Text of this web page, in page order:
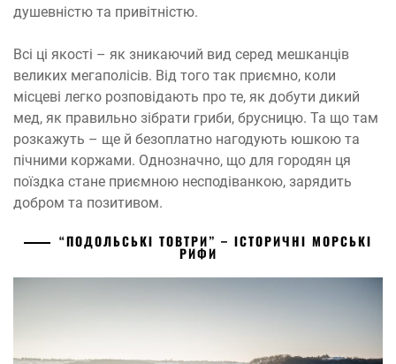
душевністю та привітністю.
Всі ці якості – як зникаючий вид серед мешканців
великих мегаполісів. Від того так приємно, коли
місцеві легко розповідають про те, як добути дикий
мед, як правильно зібрати гриби, брусницю. Та що там
розкажуть – ще й безоплатно нагодують юшкою та
пічними коржами. Однозначно, що для городян ця
поїздка стане приємною несподіванкою, зарядить
добром та позитивом.
“ПОДОЛЬСЬКІ ТОВТРИ” – ІСТОРИЧНІ МОРСЬКІ
РИФИ